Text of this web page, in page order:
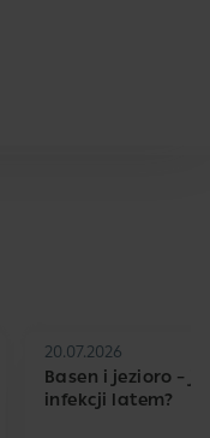
20.07.2026
Basen i jezioro –
infekcji latem?